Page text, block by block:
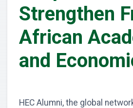
Strengthen
African
and
HEC Alumni, the global